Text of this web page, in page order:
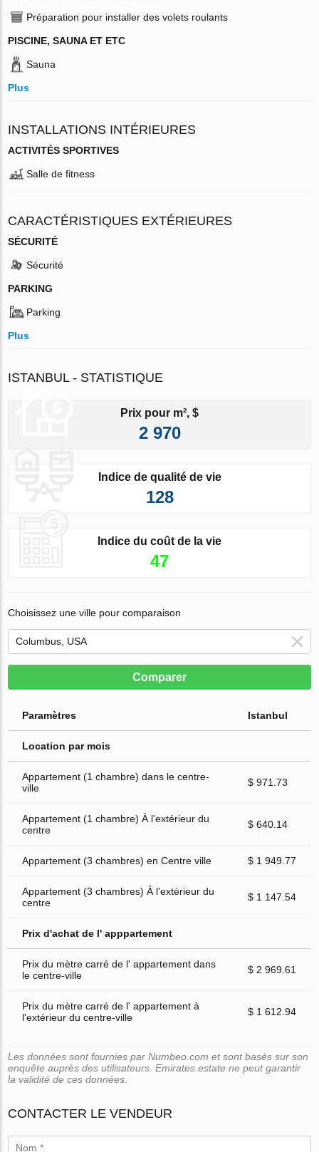
Préparation pour installer des volets roulants
PISCINE, SAUNA ET ETC
Sauna
Plus
INSTALLATIONS INTÉRIEURES
ACTIVITÉS SPORTIVES
Salle de fitness
CARACTÉRISTIQUES EXTÉRIEURES
SÉCURITÉ
Sécurité
PARKING
Parking
Plus
ISTANBUL - STATISTIQUE
Prix pour m², $
2 970
Indice de qualité de vie
128
Indice du coût de la vie
47
Choisissez une ville pour comparaison
Comparer
Paramètres Istanbul
Location par mois
Appartement (1 chambre) dans le centre-
ville
$ 971.73
Appartement (1 chambre) À l'extérieur du
centre
$ 640.14
Appartement (3 chambres) en Centre ville $ 1 949.77
Appartement (3 chambres) À l'extérieur du
centre
$ 1 147.54
Prix d'achat de l' apppartement
Prix du mètre carré de l' appartement dans
le centre-ville
$ 2 969.61
Prix du mètre carré de l' appartement à
l'extérieur du centre-ville
$ 1 612.94
Les données sont fournies par Numbeo.com et sont basés sur son
enquête auprès des utilisateurs. Emirates.estate ne peut garantir
la validité de ces données.
CONTACTER LE VENDEUR